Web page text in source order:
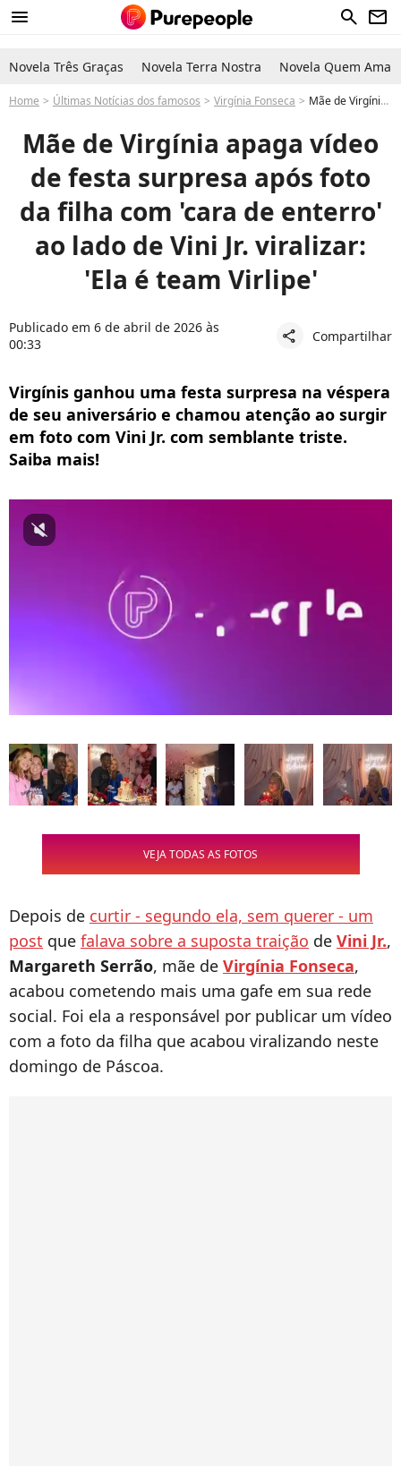
menu search newsletter
Novela Três Graças Novela Terra Nostra Novela Quem Ama
Home Últimas Notícias dos famosos Virgínia Fonseca Mãe de Virgínia apaga vídeo de festa surpresa após foto da filha 'triste' ao lado de Vini Jr. viralizar
Mãe de Virgínia apaga vídeo
de festa surpresa após foto
da filha com 'cara de enterro'
ao lado de Vini Jr. viralizar:
'Ela é team Virlipe'
Publicado em 6 de abril de 2026 às
00:33
share Compartilhar
Virgínis ganhou uma festa surpresa na véspera
de seu aniversário e chamou atenção ao surgir
em foto com Vini Jr. com semblante triste.
Saiba mais!
VEJA TODAS AS FOTOS
Depois de curtir - segundo ela, sem querer - um
post que falava sobre a suposta traição de Vini Jr.,
Margareth Serrão, mãe de Virgínia Fonseca,
acabou cometendo mais uma gafe em sua rede
social. Foi ela a responsável por publicar um vídeo
com a foto da filha que acabou viralizando neste
domingo de Páscoa.